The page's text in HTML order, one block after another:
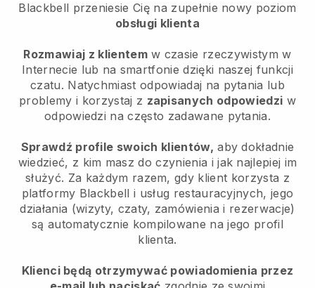
Blackbell przeniesie Cię na zupełnie nowy poziom
obsługi klienta
Rozmawiaj z klientemw czasie rzeczywistym w
Internecie lub na smartfonie dzięki naszej funkcji
czatu. Natychmiast odpowiadaj na pytania lub
problemy i korzystaj z zapisanych odpowiedzi w
odpowiedzi na często zadawane pytania.
Sprawdź profile swoich klientów, aby dokładnie
wiedzieć, z kim masz do czynienia i jak najlepiej im
służyć. Za każdym razem, gdy klient korzysta z
platformy Blackbell i usług restauracyjnych, jego
działania (wizyty, czaty, zamówienia i rezerwacje)
są automatycznie kompilowane na jego profil
klienta.
Klienci będą otrzymywać powiadomienia przez